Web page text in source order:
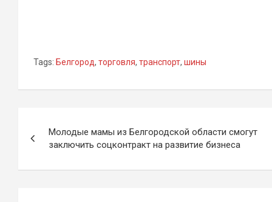
Tags: Белгород, торговля, транспорт, шины
по
записям
Молодые мамы из Белгородской области смогут
заключить соцконтракт на развитие бизнеса